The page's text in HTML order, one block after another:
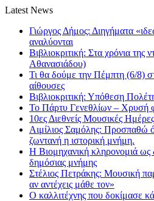
Latest News
Γιώργος Δήμος: Διηγήματα
αναλύονται
Βιβλιοκριτική: Στα χρόνια της
Αθανασιάδου)
Τι θα δούμε την Πέμπτη (6/8)
αίθουσες
Βιβλιοκριτική: Υπόθεση
Το Πάρτυ Γενεθλίων – Χρυσή
10ες Διεθνείς Μουσικές
Αιμίλιος Σαμόλης: Προσπαθώ
ζωντανή η ιστορική μνήμη.
Η Βιομηχανική κληρονομιά ως
δημόσιας μνήμης
Στέλιος Πετράκης: Μουσική
αν αντέχεις μάθε τον»
Ο καλλιτέχνης που δοκίμασε